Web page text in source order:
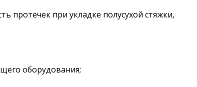
протечек при укладке полусухой стяжки,
оборудования;